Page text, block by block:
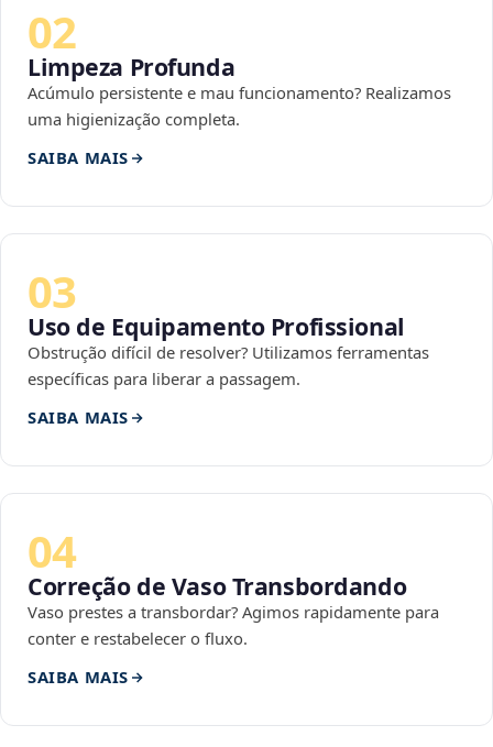
02
Limpeza Profunda
Acúmulo persistente e mau funcionamento? Realizamos
uma higienização completa.
SAIBA MAIS
03
Uso de Equipamento Profissional
Obstrução difícil de resolver? Utilizamos ferramentas
específicas para liberar a passagem.
SAIBA MAIS
04
Correção de Vaso Transbordando
Vaso prestes a transbordar? Agimos rapidamente para
conter e restabelecer o fluxo.
SAIBA MAIS